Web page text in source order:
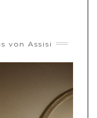
von Assisi